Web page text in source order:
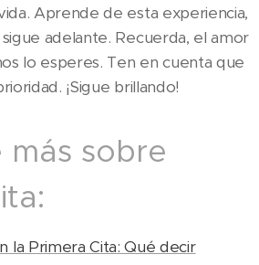
Aprende de esta experiencia,
adelante. Recuerda, el amor
lo esperes. Ten en cuenta que
¡Sigue brillando!
más sobre
la Primera Cita: Qué decir